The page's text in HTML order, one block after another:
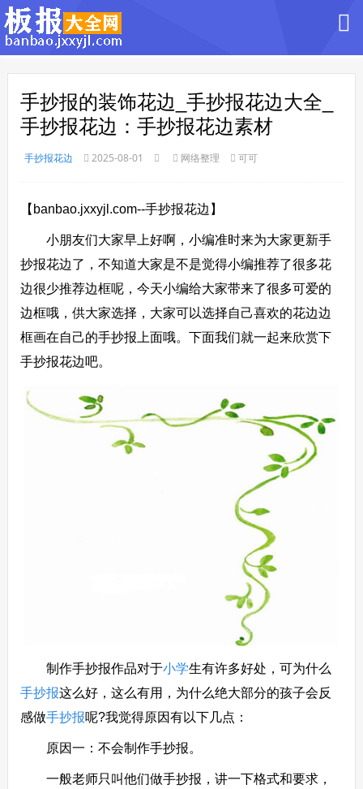
手抄报的装饰花边_手抄报花边大全_
手抄报花边：手抄报花边素材
手抄报花边 2025-08-01 网络整理 可可
【banbao.jxxyjl.com--手抄报花边】
小朋友们大家早上好啊，小编准时来为大家更新手
抄报花边了，不知道大家是不是觉得小编推荐了很多花
边很少推荐边框呢，今天小编给大家带来了很多可爱的
边框哦，供大家选择，大家可以选择自己喜欢的花边边
框画在自己的手抄报上面哦。下面我们就一起来欣赏下
手抄报花边吧。
制作手抄报作品对于小学生有许多好处，可为什么
手抄报这么好，这么有用，为什么绝大部分的孩子会反
感做手抄报呢?我觉得原因有以下几点：
原因一：不会制作手抄报。
一般老师只叫他们做手抄报，讲一下格式和要求，